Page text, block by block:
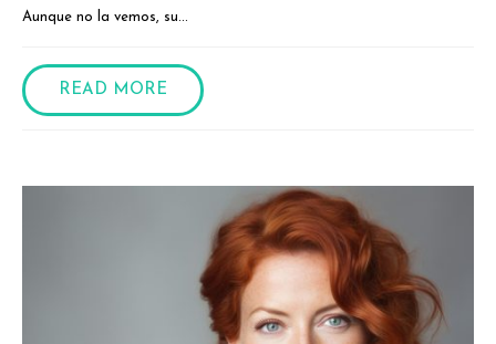
Aunque no la vemos, su...
READ MORE